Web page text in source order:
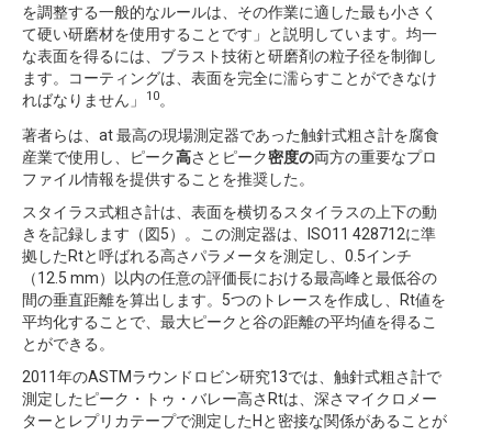
を調整する一般的なルールは、その作業に適した最も小さく
て硬い研磨材を使用することです」と説明しています。均一
な表面を得るには、ブラスト技術と研磨剤の粒子径を制御し
ます。コーティングは、表面を完全に濡らすことができなけ
ればなりません」
10。
著者らは、at 最高の現場測定器であった触針式粗さ計を腐食
産業で使用し、ピーク高さとピーク密度の両方の重要なプロ
ファイル情報を提供することを推奨した。
スタイラス式粗さ計は、表面を横切るスタイラスの上下の動
きを記録します（図5）。この測定器は、ISO11 428712に準
拠したRtと呼ばれる高さパラメータを測定し、0.5インチ
（12.5 mm）以内の任意の評価長における最高峰と最低谷の
間の垂直距離を算出します。5つのトレースを作成し、Rt値を
平均化することで、最大ピークと谷の距離の平均値を得るこ
とができる。
2011年のASTMラウンドロビン研究13では、触針式粗さ計で
測定したピーク・トゥ・バレー高さRtは、深さマイクロメー
ターとレプリカテープで測定したHと密接な関係があることが